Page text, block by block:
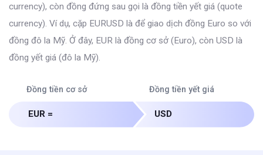
currency), còn đồng đứng sau gọi là đồng tiền yết giá (quote
currency). Ví dụ, cặp EURUSD là để giao dịch đồng Euro so với
đồng đô la Mỹ. Ở đây, EUR là đồng cơ sở (Euro), còn USD là
đồng yết giá (đô la Mỹ).
Đồng tiền cơ sở Đồng tiền yết giá
EUR = USD